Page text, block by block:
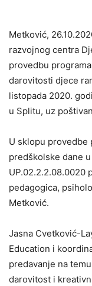
Metković,
razvojnog centra
provedbu
darovitosti djece
listopada 2020.
u Splitu, uz
U sklopu provedbe
predškolske dane
UP.02.2.2.08.0020
pedagogica,
Metković.
Jasna Cvetković-
Education i
predavanje na
darovitost i